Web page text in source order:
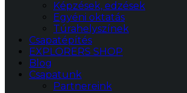
Képzések, edzések
Egyéni oktatás
Túrahelyszínek
Csapatépítés
EXPLORERS SHOP
Blog
Csapatunk
Partnereink